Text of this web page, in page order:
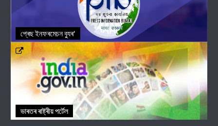
প্ৰেছ ইনফৰমেচন ব্যুৰ'
ভাৰতৰ ৰাষ্ট্ৰীয় পৰ্টেল